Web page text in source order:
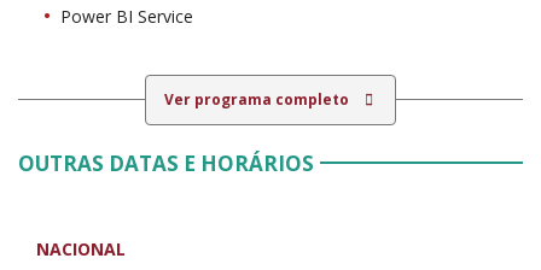
Power BI Service
Ver programa completo
OUTRAS DATAS E HORÁRIOS
NACIONAL